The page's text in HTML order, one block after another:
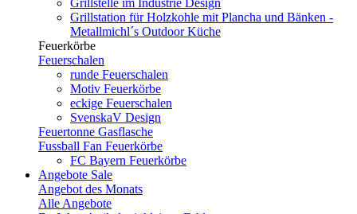
Grillstelle im Industrie Design
Grillstation für Holzkohle mit Plancha und Bänken -
Metallmichl´s Outdoor Küche
Feuerkörbe
Feuerschalen
runde Feuerschalen
Motiv Feuerkörbe
eckige Feuerschalen
SvenskaV Design
Feuertonne Gasflasche
Fussball Fan Feuerkörbe
FC Bayern Feuerkörbe
Angebote Sale
Angebot des Monats
Alle Angebote